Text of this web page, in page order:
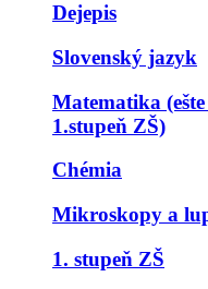
Dejepis
Slovenský jazyk
Matematika
1.stupeň ZŠ)
Chémia
Mikroskopy a
1. stupeň ZŠ